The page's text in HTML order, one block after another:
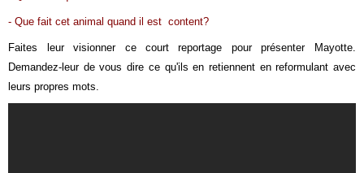
- Que fait cet animal quand il est content?
Faites leur visionner ce court reportage pour présenter Mayotte.
Demandez-leur de vous dire ce qu'ils en retiennent en reformulant avec
leurs propres mots.